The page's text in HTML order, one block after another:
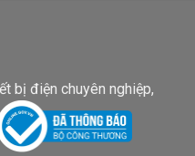
bị điện chuyên nghiệp,